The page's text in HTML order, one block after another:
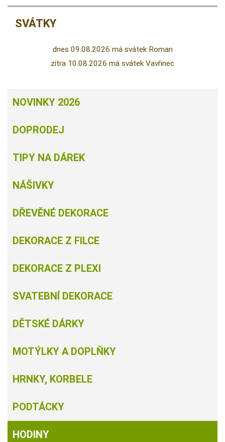
SVÁTKY
dnes 09.08.2026 má svátek Roman
zítra 10.08.2026 má svátek Vavřinec
NOVINKY 2026
DOPRODEJ
TIPY NA DÁREK
NÁŠIVKY
DŘEVĚNÉ DEKORACE
DEKORACE Z FILCE
DEKORACE Z PLEXI
SVATEBNÍ DEKORACE
DĚTSKÉ DÁRKY
MOTÝLKY A DOPLŇKY
HRNKY, KORBELE
PODTÁCKY
HODINY